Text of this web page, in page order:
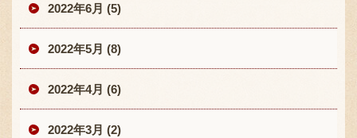
2022年6月 (5)
2022年5月 (8)
2022年4月 (6)
2022年3月 (2)